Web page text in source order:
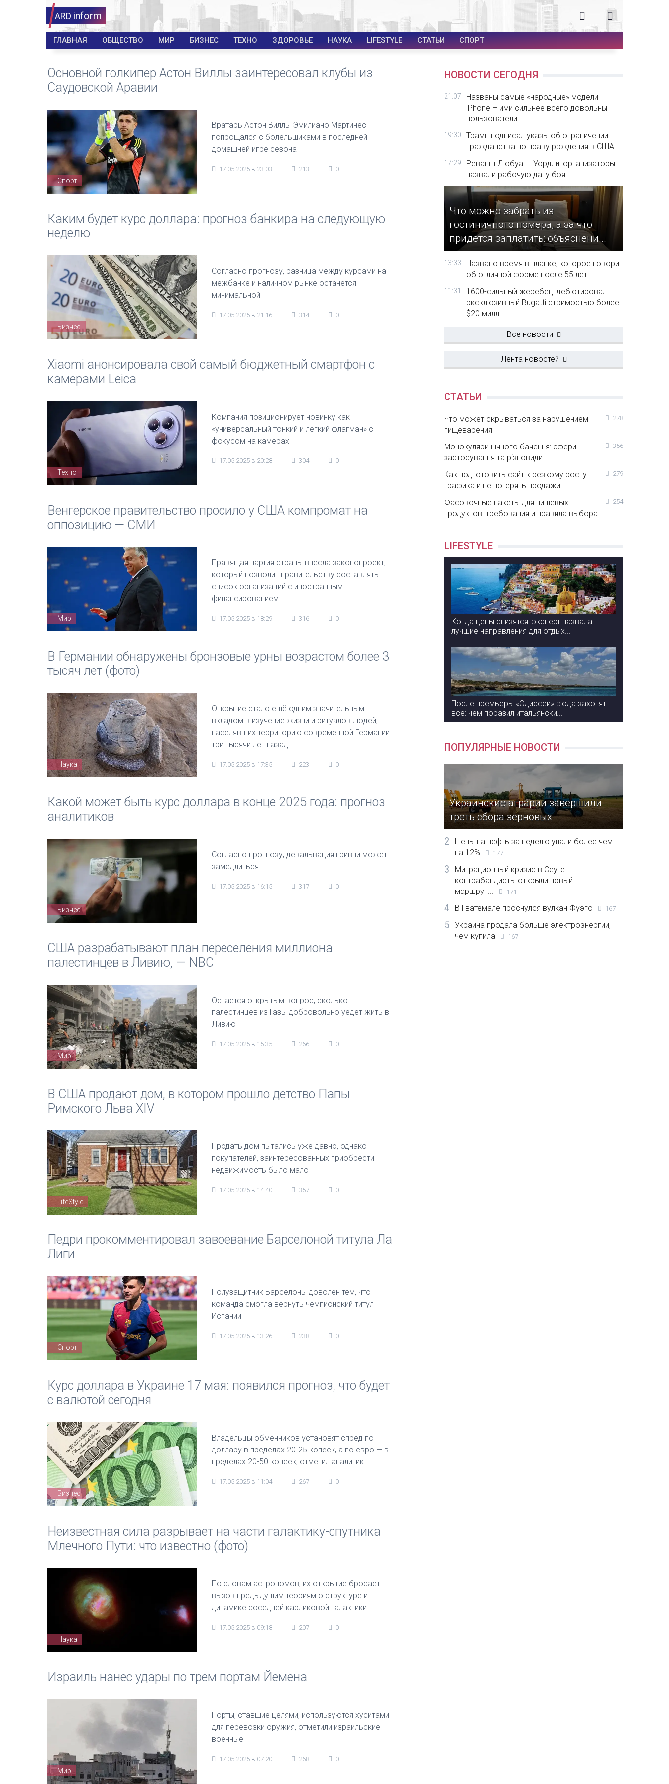
ARD inform
ГЛАВНАЯ ОБЩЕСТВО МИР БИЗНЕС ТЕХНО ЗДОРОВЬЕ НАУКА LIFESTYLE СТАТЬИ СПОРТ
Основной голкипер Астон Виллы заинтересовал клубы из
Саудовской Аравии
Спорт
Вратарь Астон Виллы Эмилиано Мартинес
попрощался с болельщиками в последней
домашней игре сезона
17.05.2025 в 23:03 213 0
Каким будет курс доллара: прогноз банкира на следующую
неделю
Бизнес
Согласно прогнозу, разница между курсами на
межбанке и наличном рынке останется
минимальной
17.05.2025 в 21:16 314 0
Xiaomi анонсировала свой самый бюджетный смартфон с
камерами Leica
Техно
Компания позиционирует новинку как
«универсальный тонкий и легкий флагман» с
фокусом на камерах
17.05.2025 в 20:28 304 0
Венгерское правительство просило у США компромат на
оппозицию — СМИ
Мир
Правящая партия страны внесла законопроект,
который позволит правительству составлять
список организаций с иностранным
финансированием
17.05.2025 в 18:29 316 0
В Германии обнаружены бронзовые урны возрастом более 3
тысяч лет (фото)
Наука
Открытие стало ещё одним значительным
вкладом в изучение жизни и ритуалов людей,
населявших территорию современной Германии
три тысячи лет назад
17.05.2025 в 17:35 223 0
Какой может быть курс доллара в конце 2025 года: прогноз
аналитиков
Бизнес
Согласно прогнозу, девальвация гривни может
замедлиться
17.05.2025 в 16:15 317 0
США разрабатывают план переселения миллиона
палестинцев в Ливию, — NBC
Мир
Остается открытым вопрос, сколько
палестинцев из Газы добровольно уедет жить в
Ливию
17.05.2025 в 15:35 266 0
В США продают дом, в котором прошло детство Папы
Римского Льва XIV
LifeStyle
Продать дом пытались уже давно, однако
покупателей, заинтересованных приобрести
недвижимость было мало
17.05.2025 в 14:40 357 0
Педри прокомментировал завоевание Барселоной титула Ла
Лиги
Спорт
Полузащитник Барселоны доволен тем, что
команда смогла вернуть чемпионский титул
Испании
17.05.2025 в 13:26 238 0
Курс доллара в Украине 17 мая: появился прогноз, что будет
с валютой сегодня
Бизнес
Владельцы обменников установят спред по
доллару в пределах 20-25 копеек, а по евро — в
пределах 20-50 копеек, отметил аналитик
17.05.2025 в 11:04 267 0
Неизвестная сила разрывает на части галактику-спутника
Млечного Пути: что известно (фото)
Наука
По словам астрономов, их открытие бросает
вызов предыдущим теориям о структуре и
динамике соседней карликовой галактики
17.05.2025 в 09:18 207 0
Израиль нанес удары по трем портам Йемена
Мир
Порты, ставшие целями, используются хуситами
для перевозки оружия, отметили израильские
военные
17.05.2025 в 07:20 268 0
НОВОСТИ СЕГОДНЯ
21:07
Названы самые «народные» модели
iPhone – ими сильнее всего довольны
пользователи
19:30
Трамп подписал указы об ограничении
гражданства по праву рождения в США
17:29
Реванш Дюбуа — Уордли: организаторы
назвали рабочую дату боя
Что можно забрать из
гостиничного номера, а за что
придется заплатить: объяснени...
13:33
Названо время в планке, которое говорит
об отличной форме после 55 лет
11:31
1600-сильный жеребец: дебютировал
эксклюзивный Bugatti стоимостью более
$20 милл...
Все новости
Лента новостей
СТАТЬИ
Что может скрываться за нарушением
пищеварения
278
Монокуляри нічного бачення: сфери
застосування та різновиди
356
Как подготовить сайт к резкому росту
трафика и не потерять продажи
279
Фасовочные пакеты для пищевых
продуктов: требования и правила выбора
254
LIFESTYLE
Когда цены снизятся: эксперт назвала
лучшие направления для отдых...
После премьеры «Одиссеи» сюда захотят
все: чем поразил итальянски...
ПОПУЛЯРНЫЕ НОВОСТИ
Украинские аграрии завершили
треть сбора зерновых
2
Цены на нефть за неделю упали более чем
на 12%
177
3
Миграционный кризис в Сеуте:
контрабандисты открыли новый
маршрут...
171
4 В Гватемале проснулся вулкан Фуэго 167
5
Украина продала больше электроэнергии,
чем купила
167